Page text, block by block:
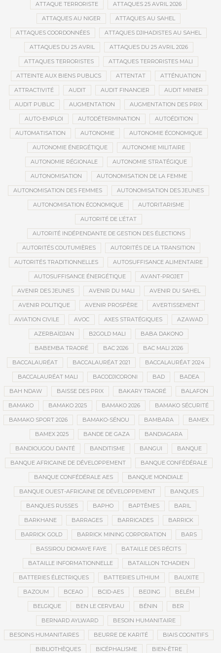
ATTAQUE TERRORISTE ATTAQUES 25 AVRIL 2026
ATTAQUES AU NIGER ATTAQUES AU SAHEL
ATTAQUES COORDONNÉES ATTAQUES DJIHADISTES AU SAHEL
ATTAQUES DU 25 AVRIL ATTAQUES DU 25 AVRIL 2026
ATTAQUES TERRORISTES ATTAQUES TERRORISTES MALI
ATTEINTE AUX BIENS PUBLICS ATTENTAT ATTÉNUATION
ATTRACTIVITÉ AUDIT AUDIT FINANCIER AUDIT MINIER
AUDIT PUBLIC AUGMENTATION AUGMENTATION DES PRIX
AUTO-EMPLOI AUTODÉTERMINATION AUTOÉDITION
AUTOMATISATION AUTONOMIE AUTONOMIE ÉCONOMIQUE
AUTONOMIE ÉNERGÉTIQUE AUTONOMIE MILITAIRE
AUTONOMIE RÉGIONALE AUTONOMIE STRATÉGIQUE
AUTONOMISATION AUTONOMISATION DE LA FEMME
AUTONOMISATION DES FEMMES AUTONOMISATION DES JEUNES
AUTONOMISATION ÉCONOMIQUE AUTORITARISME
AUTORITÉ DE L’ÉTAT
AUTORITÉ INDÉPENDANTE DE GESTION DES ÉLECTIONS
AUTORITÉS COUTUMIÈRES AUTORITÉS DE LA TRANSITION
AUTORITÉS TRADITIONNELLES AUTOSUFFISANCE ALIMENTAIRE
AUTOSUFFISANCE ÉNERGÉTIQUE AVANT-PROJET
AVENIR DES JEUNES AVENIR DU MALI AVENIR DU SAHEL
AVENIR POLITIQUE AVENIR PROSPÈRE AVERTISSEMENT
AVIATION CIVILE AVOC AXES STRATÉGIQUES AZAWAD
AZERBAÏDJAN B2GOLD MALI BABA DAKONO
BABEMBA TRAORÉ BAC 2026 BAC MALI 2026
BACCALAURÉAT BACCALAURÉAT 2021 BACCALAURÉAT 2024
BACCALAURÉAT MALI BACODJICORONI BAD BADEA
BAH NDAW BAISSE DES PRIX BAKARY TRAORÉ BALAFON
BAMAKO BAMAKO 2025 BAMAKO 2026 BAMAKO SÉCURITÉ
BAMAKO SPORT 2026 BAMAKO-SÉNOU BAMBARA BAMEX
BAMEX 2025 BANDE DE GAZA BANDIAGARA
BANDIOUGOU DANTÉ BANDITISME BANGUI BANQUE
BANQUE AFRICAINE DE DÉVELOPPEMENT BANQUE CONFÉDÉRALE
BANQUE CONFÉDÉRALE AES BANQUE MONDIALE
BANQUE OUEST-AFRICAINE DE DÉVELOPPEMENT BANQUES
BANQUES RUSSES BAPHO BAPTÊMES BARIL
BARKHANE BARRAGES BARRICADES BARRICK
BARRICK GOLD BARRICK MINING CORPORATION BARS
BASSIROU DIOMAYE FAYE BATAILLE DES RÉCITS
BATAILLE INFORMATIONNELLE BATAILLON TCHADIEN
BATTERIES ÉLECTRIQUES BATTERIES LITHIUM BAUXITE
BAZOUM BCEAO BCID-AES BEIJING BELÉM
BELGIQUE BEN LE CERVEAU BÉNIN BER
BERNARD AYLWARD BESOIN HUMANITAIRE
BESOINS HUMANITAIRES BEURRE DE KARITÉ BIAIS COGNITIFS
BIBLIOTHÈQUES BICÉPHALISME BIEN-ÊTRE